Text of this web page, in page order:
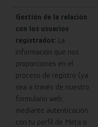
Gestión de la relación
con los usuarios
registrados: La
información que nos
proporciones en el
proceso de registro (ya
sea a través de nuestro
formulario web,
mediante autenticación
con tu perfil de Meta o